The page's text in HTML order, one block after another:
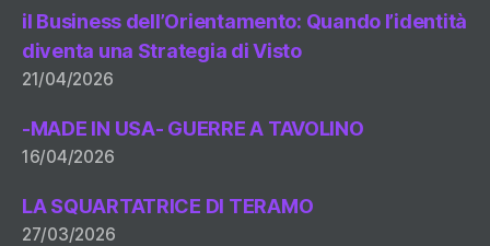
il Business dell’Orientamento: Quando l’identità
diventa una Strategia di Visto
21/04/2026
-MADE IN USA- GUERRE A TAVOLINO
16/04/2026
LA SQUARTATRICE DI TERAMO
27/03/2026